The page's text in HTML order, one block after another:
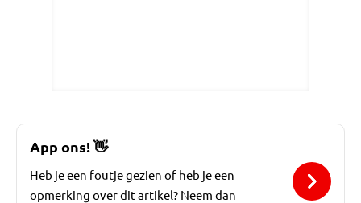
App ons!👋
Heb je een foutje gezien of heb je een
opmerking over dit artikel? Neem dan